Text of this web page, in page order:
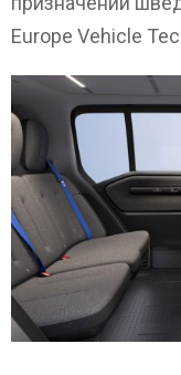
Europe Vehicle